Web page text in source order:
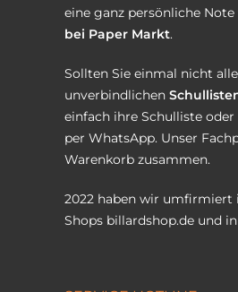
eine ganz persönliche
bei Paper Markt.
Sollten Sie einmal nicht
unverbindlichen
einfach ihre Schulliste
per WhatsApp. Unser
Warenkorb zusammen.
2022 haben wir umfirmiert
Shops billardshop.de und